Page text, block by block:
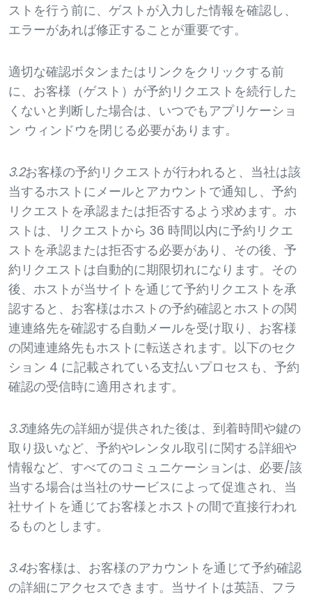
ストを行う前に、ゲストが入力した情報を確認し、
エラーがあれば修正することが重要です。
適切な確認ボタンまたはリンクをクリックする前
に、お客様（ゲスト）が予約リクエストを続行した
くないと判断した場合は、いつでもアプリケーショ
ン ウィンドウを閉じる必要があります。
3.2お客様の予約リクエストが行われると、当社は該
当するホストにメールとアカウントで通知し、予約
リクエストを承認または拒否するよう求めます。ホ
ストは、リクエストから 36 時間以内に予約リクエ
ストを承認または拒否する必要があり、その後、予
約リクエストは自動的に期限切れになります。その
後、ホストが当サイトを通じて予約リクエストを承
認すると、お客様はホストの予約確認とホストの関
連連絡先を確認する自動メールを受け取り、お客様
の関連連絡先もホストに転送されます。以下のセク
ション 4 に記載されている支払いプロセスも、予約
確認の受信時に適用されます。
3.3連絡先の詳細が提供された後は、到着時間や鍵の
取り扱いなど、予約やレンタル取引に関する詳細や
情報など、すべてのコミュニケーションは、必要/該
当する場合は当社のサービスによって促進され、当
社サイトを通じてお客様とホストの間で直接行われ
るものとします。
3.4お客様は、お客様のアカウントを通じて予約確認
の詳細にアクセスできます。当サイトは英語、フラ